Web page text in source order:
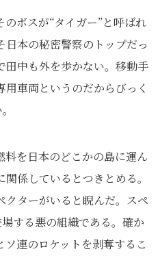
ボスが“タイガー”と呼ばれ
本の秘密警察のトップだっ
田中も外を歩かない。移動手
車両というのだからびっく
料を日本のどこかの島に運ん
係しているとつきとめる。
クターがいると睨んだ。スペ
する悪の組織である。確か
連のロケットを剥奪するこ